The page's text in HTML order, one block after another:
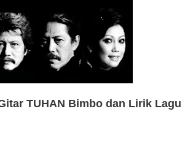
TUHAN Bimbo dan Lirik Lagu